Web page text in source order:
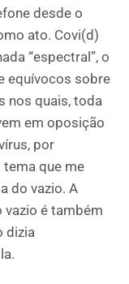
desde o
ato. Covi(d)
“espectral”, o
equívocos sobre
nos quais, toda
em oposição
por
tema que me
do vazio. A
é também
dizia